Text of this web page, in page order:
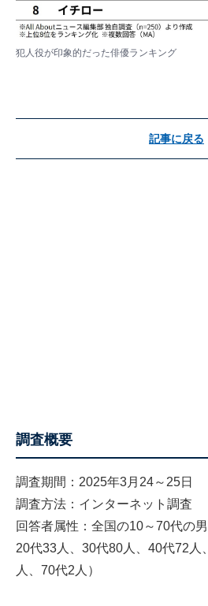
犯人役が印象的だった俳優ランキング
記事に戻る
調査概要
調査期間：2025年3月24～25日
調査方法：インターネット調査
回答者属性：全国の10～70代の
20代33人、30代80人、40代72人
人、70代2人）